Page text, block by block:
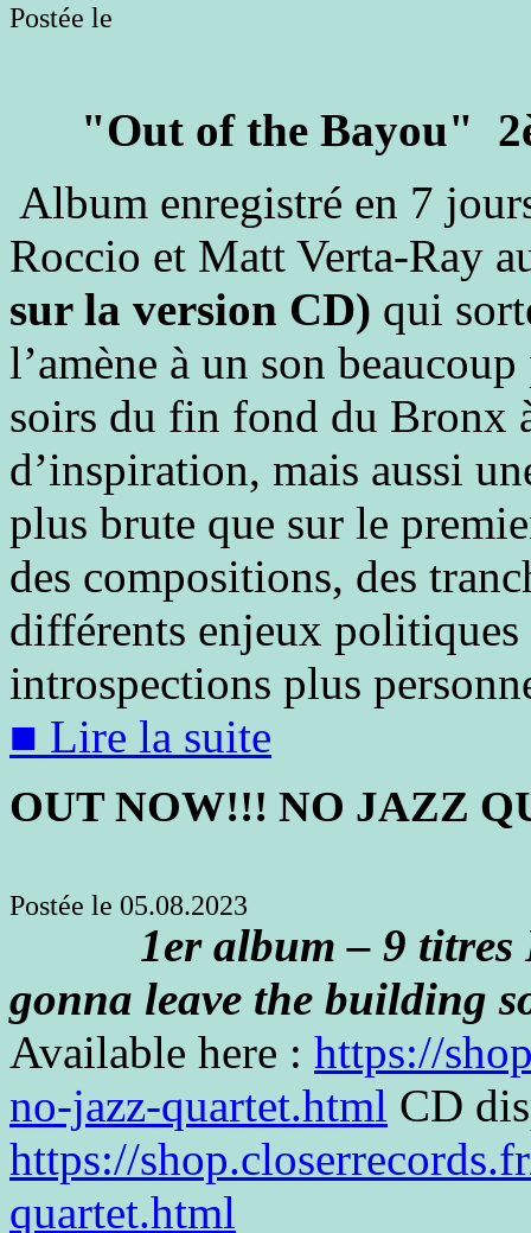
Postée le
"Out of the Bayou"
Album enregistré en 7
Roccio et Matt Verta-Ray
sur la version CD) qui
l’amène à un son
soirs du fin fond du Bronx
d’inspiration, mais aussi
plus brute que sur le
des compositions, des
différents enjeux politiques
introspections plus
■ Lire la suite
OUT NOW!!! NO JAZZ
Postée le 05.08.2023
1er album – 9 titres
gonna leave the building
Available here : https://
no-jazz-quartet.html CD
https://
quartet.html